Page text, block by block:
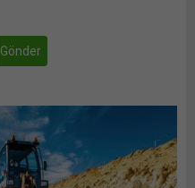
Gönder